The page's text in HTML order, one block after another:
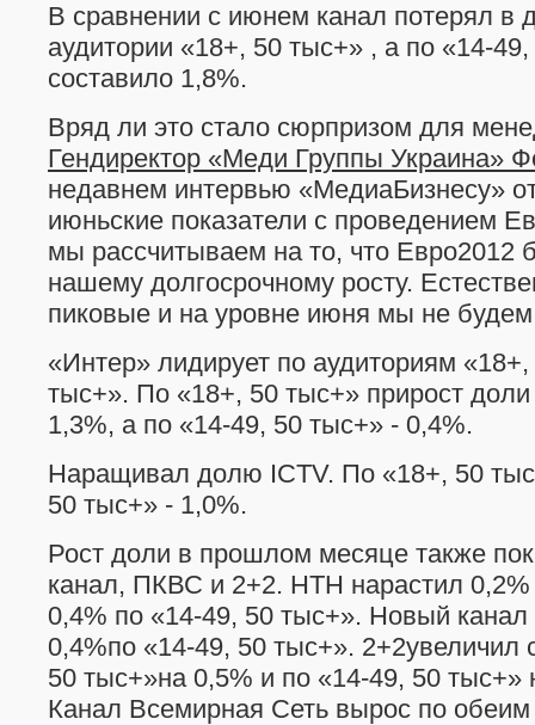
В сравнении с июнем канал потерял в
аудитории «18+, 50 тыс+» , а по «14-
составило 1,8%.
Вряд ли это стало сюрпризом для
Гендиректор «Меди Группы Украина»
недавнем интервью «МедиаБизнесу»
июньские показатели с проведением
мы рассчитываем на то, что Евро2012
нашему долгосрочному росту.
пиковые и на уровне июня мы не
«Интер» лидирует по аудиториям
тыс+». По «18+, 50 тыс+» прирост
1,3%, а по «14-49, 50 тыс+» - 0,4%.
Наращивал долю ICTV. По «18+, 50
50 тыс+» - 1,0%.
Рост доли в прошлом месяце также
канал, ПКВС и 2+2. НТН нарастил
0,4% по «14-49, 50 тыс+». Новый канал
0,4%по «14-49, 50 тыс+».
50 тыс+»на 0,5% и по «14-49, 50
Канал Всемирная Сеть вырос по